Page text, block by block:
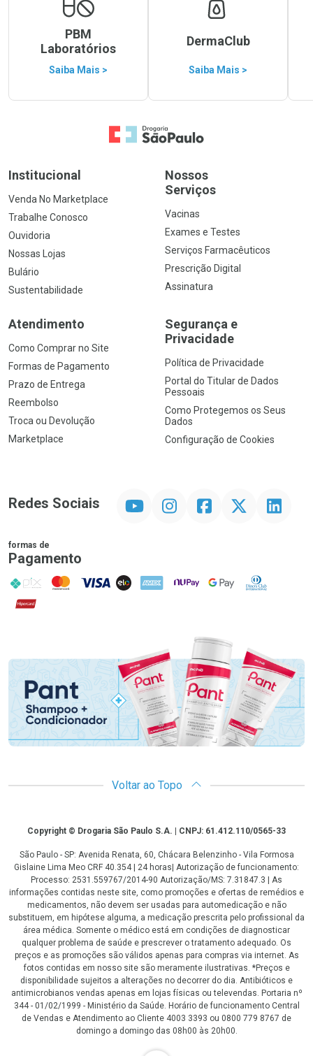
PBM
Laboratórios
Saiba Mais >
DermaClub
Saiba Mais >
Ir para a Home
Institucional
Venda No Marketplace
Trabalhe Conosco
Ouvidoria
Nossas Lojas
Bulário
Sustentabilidade
Nossos
Serviços
Vacinas
Exames e Testes
Serviços Farmacêuticos
Prescrição Digital
Assinatura
Atendimento
Como Comprar no Site
Formas de Pagamento
Prazo de Entrega
Reembolso
Troca ou Devolução
Marketplace
Segurança e
Privacidade
Política de Privacidade
Portal do Titular de Dados
Pessoais
Como Protegemos os Seus
Dados
Configuração de Cookies
Redes Sociais InstagramFacebookTwitter Linkedin
formas de
Pagamento
PIX MasterCard
VISA ELO AMEX NuPay Google PayDiners Club
Hipercard
Promoção em Destaque
Voltar ao Topo
CopyrightCopyright © Drogaria São Paulo S.A. | CNPJ: 61.412.110/0565-33
São Paulo - SP: Avenida Renata, 60, Chácara Belenzinho - Vila Formosa
Gislaine Lima Meo CRF 40.354 | 24 horas| Autorização de funcionamento:
Processo: 2531.559767/2014-90 Autorização/MS: 7.31847.3 | As
informações contidas neste site, como promoções e ofertas de remédios e
medicamentos, não devem ser usadas para automedicação e não
substituem, em hipótese alguma, a medicação prescrita pelo profissional da
área médica. Somente o médico está em condições de diagnosticar
qualquer problema de saúde e prescrever o tratamento adequado. Os
preços e as promoções são válidos apenas para compras via internet. As
fotos contidas em nosso site são meramente ilustrativas. *Preços e
disponibilidade sujeitos a alterações no decorrer do dia. Antibióticos e
antimicrobianos vendas apenas em lojas físicas ou televendas. Portaria nº
344 - 01/02/1999 - Ministério da Saúde. Horário de funcionamento Central
de Vendas e Atendimento ao Cliente 4003 3393 ou 0800 779 8767 de
domingo a domingo das 08h00 às 20h00.